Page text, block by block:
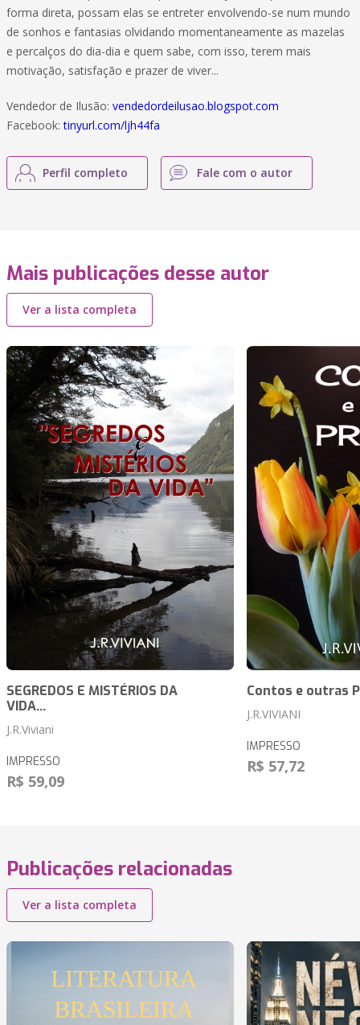
forma direta, possam elas se entreter envolvendo-se num mundo
de sonhos e fantasias olvidando momentaneamente as mazelas
e percalços do dia-dia e quem sabe, com isso, terem mais
motivação, satisfação e prazer de viver...
Vendedor de Ilusão: vendedordeilusao.blogspot.com
Facebook:tinyurl.com/ljh44fa
Perfil completo Fale com o autor
Mais publicações desse autor
Ver a lista completa
SEGREDOS E MISTÉRIOS DA
VIDA...
J.R.Viviani
IMPRESSO
R$ 59,09
Contos e outras
J.R.VIVIANI
IMPRESSO
R$ 57,72
Publicações relacionadas
Ver a lista completa